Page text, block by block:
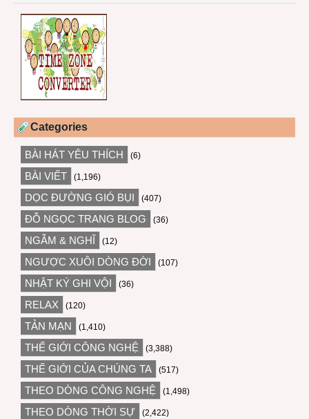
Categories
BÀI HÁT YÊU THÍCH (6)
BÀI VIẾT (1,196)
DỌC ĐƯỜNG GIÓ BỤI (407)
ĐỖ NGỌC TRANG BLOG (36)
NGẪM & NGHĨ (12)
NGƯỢC XUÔI DÒNG ĐỜI (107)
NHẬT KÝ GHI VỘI (36)
RELAX (120)
TẢN MẠN (1,410)
THẾ GIỚI CÔNG NGHỆ (3,388)
THẾ GIỚI CỦA CHÚNG TA (517)
THEO DÒNG CÔNG NGHỆ (1,498)
THEO DÒNG THỜI SỰ (2,422)